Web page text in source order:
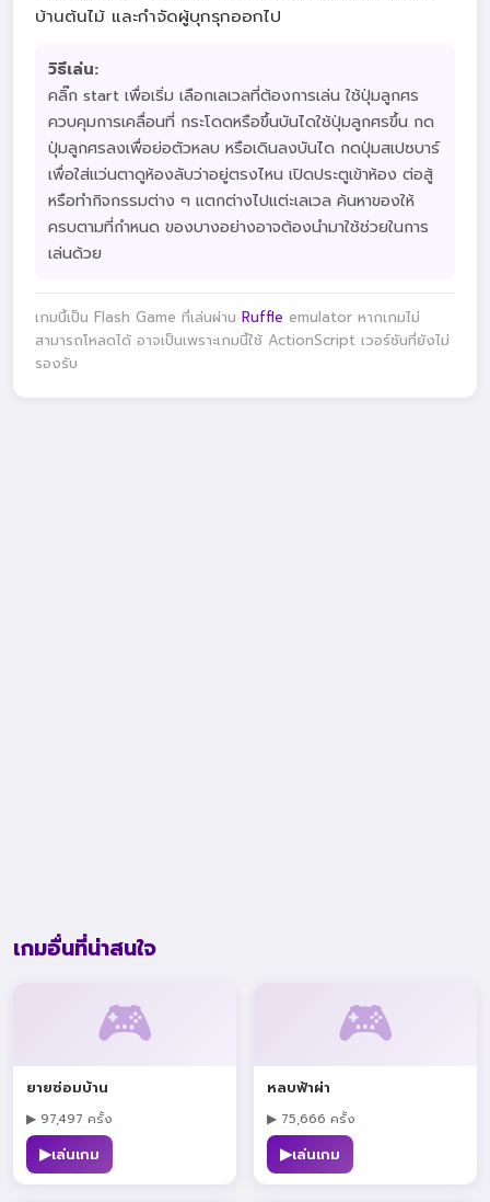
บ้านต้นไม้ และกำจัดผู้บุกรุกออกไป
วิธีเล่น:
คลิ๊ก start เพื่อเริ่ม เลือกเลเวลที่ต้องการเล่น ใช้ปุ่มลูกศร
ควบคุมการเคลื่อนที่ กระโดดหรือขึ้นบันไดใช้ปุ่มลูกศรขึ้น กด
ปุ่มลูกศรลงเพื่อย่อตัวหลบ หรือเดินลงบันได กดปุ่มสเปซบาร์
เพื่อใส่แว่นตาดูห้องลับว่าอยู่ตรงไหน เปิดประตูเข้าห้อง ต่อสู้
หรือทำกิจกรรมต่าง ๆ แตกต่างไปแต่ะเลเวล ค้นหาของให้
ครบตามที่กำหนด ของบางอย่างอาจต้องนำมาใช้ช่วยในการ
เล่นด้วย
เกมนี้เป็น Flash Game ที่เล่นผ่าน Ruffle emulator หากเกมไม่
สามารถโหลดได้ อาจเป็นเพราะเกมนี้ใช้ ActionScript เวอร์ชันที่ยังไม่
รองรับ
เกมอื่นที่น่าสนใจ
🎮
ยายซ่อมบ้าน
▶ 97,497 ครั้ง
▶เล่นเกม
🎮
หลบฟ้าผ่า
▶ 75,666 ครั้ง
▶เล่นเกม